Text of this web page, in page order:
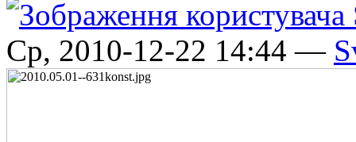
Ср, 2010-12-22 14:44 —